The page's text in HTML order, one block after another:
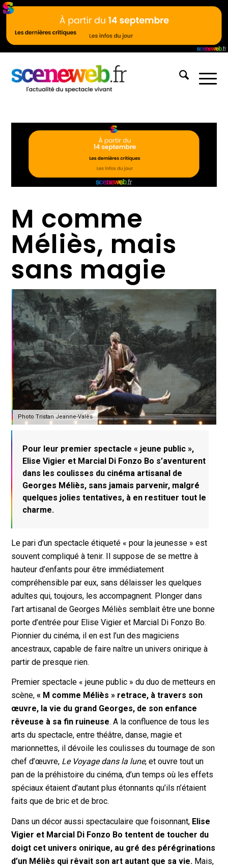
M comme
Méliès, mais
sans magie
Photo Tristan Jeanne-Valès
Pour leur premier spectacle « jeune public »,
Elise Vigier et Marcial Di Fonzo Bo s’aventurent
dans les coulisses du cinéma artisanal de
Georges Méliès, sans jamais parvenir, malgré
quelques jolies tentatives, à en restituer tout le
charme.
Le pari d’un spectacle étiqueté « pour la jeunesse » est
souvent compliqué à tenir. Il suppose de se mettre à
hauteur d’enfants pour être immédiatement
compréhensible par eux, sans délaisser les quelques
adultes qui, toujours, les accompagnent. Plonger dans
l’art artisanal de Georges Méliès semblait être une bonne
porte d’entrée pour Elise Vigier et Marcial Di Fonzo Bo.
Pionnier du cinéma, il en est l’un des magiciens
ancestraux, capable de faire naître un univers onirique à
partir de presque rien.
Premier spectacle « jeune public » du duo de metteurs en
scène,« M comme Méliès » retrace, à travers son
œuvre, la vie du grand Georges, de son enfance
rêveuse à sa fin ruineuse. A la confluence de tous les
arts du spectacle, entre théâtre, danse, magie et
marionnettes, il dévoile les coulisses du tournage de son
chef d’œuvre, Le Voyage dans la lune, et ouvre tout un
pan de la préhistoire du cinéma, d’un temps où les effets
spéciaux étaient d’autant plus étonnants qu’ils n’étaient
faits que de bric et de broc.
Dans un décor aussi spectaculaire que foisonnant, Elise
Vigier et Marcial Di Fonzo Bo tentent de toucher du
doigt cet univers onirique, au gré des pérégrinations
d’un Méliès qui rêvait son art autant que sa vie. Mais,